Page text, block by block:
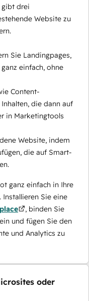
gibt drei
Website zu
Sie Landingpages,
einfach, ohne
Content-
die dann auf
in Marketingtools
Website, indem
die auf Smart-
ganz einfach in Ihre
Sie eine
, binden Sie
ein und fügen Sie den
und Analytics zu
oder